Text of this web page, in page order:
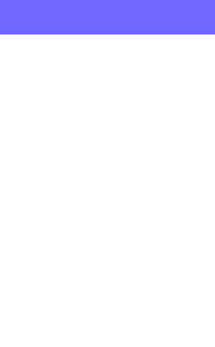
dhe dërgo në